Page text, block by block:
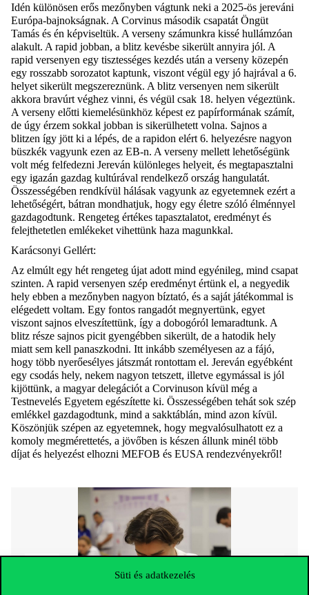
Süti és adatkezelés
Idén különösen erős mezőnyben vágtunk neki a 2025-ös jereváni
Európa-bajnokságnak. A Corvinus második csapatát Öngüt
Tamás és én képviseltük. A verseny számunkra kissé hullámzóan
alakult. A rapid jobban, a blitz kevésbe sikerült annyira jól. A
rapid versenyen egy tisztességes kezdés után a verseny közepén
egy rosszabb sorozatot kaptunk, viszont végül egy jó hajrával a 6.
helyet sikerült megszereznünk. A blitz versenyen nem sikerült
akkora bravúrt véghez vinni, és végül csak 18. helyen végeztünk.
A verseny előtti kiemelésünkhöz képest ez papírformának számít,
de úgy érzem sokkal jobban is sikerülhetett volna. Sajnos a
blitzen így jött ki a lépés, de a rapidon elért 6. helyezésre nagyon
büszkék vagyunk ezen az EB-n. A verseny mellett lehetőségünk
volt még felfedezni Jereván különleges helyeit, és megtapasztalni
egy igazán gazdag kultúrával rendelkező ország hangulatát.
Összességében rendkívül hálásak vagyunk az egyetemnek ezért a
lehetőségért, bátran mondhatjuk, hogy egy életre szóló élménnyel
gazdagodtunk. Rengeteg értékes tapasztalatot, eredményt és
felejthetetlen emlékeket vihettünk haza magunkkal.
Karácsonyi Gellért:
Az elmúlt egy hét rengeteg újat adott mind egyénileg, mind csapat
szinten. A rapid versenyen szép eredményt értünk el, a negyedik
hely ebben a mezőnyben nagyon bíztató, és a saját játékommal is
elégedett voltam. Egy fontos rangadót megnyertünk, egyet
viszont sajnos elveszítettünk, így a dobogóról lemaradtunk. A
blitz része sajnos picit gyengébben sikerült, de a hatodik hely
miatt sem kell panaszkodni. Itt inkább személyesen az a fájó,
hogy több nyerőesélyes játszmát rontottam el. Jereván egyébként
egy csodás hely, nekem nagyon tetszett, illetve egymással is jól
kijöttünk, a magyar delegációt a Corvinuson kívül még a
Testnevelés Egyetem egészítette ki. Összességében tehát sok szép
emlékkel gazdagodtunk, mind a sakktáblán, mind azon kívül.
Köszönjük szépen az egyetemnek, hogy megvalósulhatott ez a
komoly megmérettetés, a jövőben is készen állunk minél több
díjat és helyezést elhozni MEFOB és EUSA rendezvényekről!